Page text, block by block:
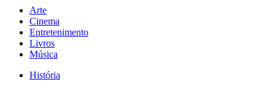
Arte
Cinema
Entretenimento
Livros
Música
História